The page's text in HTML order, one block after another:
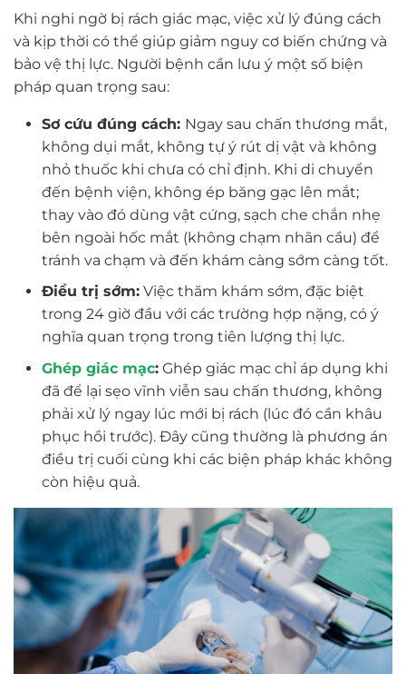
Khi nghi ngờ bị rách giác mạc, việc xử lý đúng cách
và kịp thời có thể giúp giảm nguy cơ biến chứng và
bảo vệ thị lực. Người bệnh cần lưu ý một số biện
pháp quan trọng sau:
Sơ cứu đúng cách: Ngay sau chấn thương mắt,
không dụi mắt, không tự ý rút dị vật và không
nhỏ thuốc khi chưa có chỉ định. Khi di chuyển
đến bệnh viện, không ép băng gạc lên mắt;
thay vào đó dùng vật cứng, sạch che chắn nhẹ
bên ngoài hốc mắt (không chạm nhãn cầu) để
tránh va chạm và đến khám càng sớm càng tốt.
Điều trị sớm:Việc thăm khám sớm, đặc biệt
trong 24 giờ đầu với các trường hợp nặng, có ý
nghĩa quan trọng trong tiên lượng thị lực.
Ghép giác mạc:Ghép giác mạc chỉ áp dụng khi
đã để lại sẹo vĩnh viễn sau chấn thương, không
phải xử lý ngay lúc mới bị rách (lúc đó cần khâu
phục hồi trước). Đây cũng thường là phương án
điều trị cuối cùng khi các biện pháp khác không
còn hiệu quả.